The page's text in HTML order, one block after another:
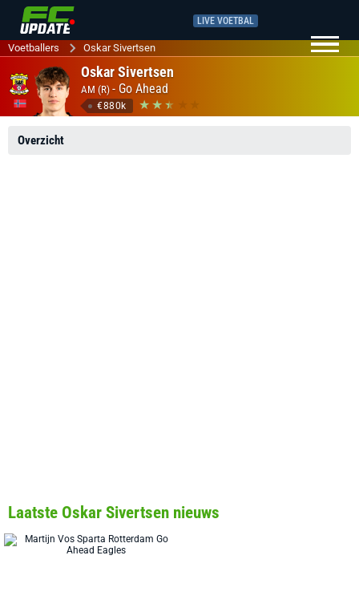
LIVE VOETBAL
Voetballers Oskar Sivertsen
Oskar Sivertsen
AM (R) - Go Ahead
€880k
Overzicht
Laatste Oskar Sivertsen nieuws